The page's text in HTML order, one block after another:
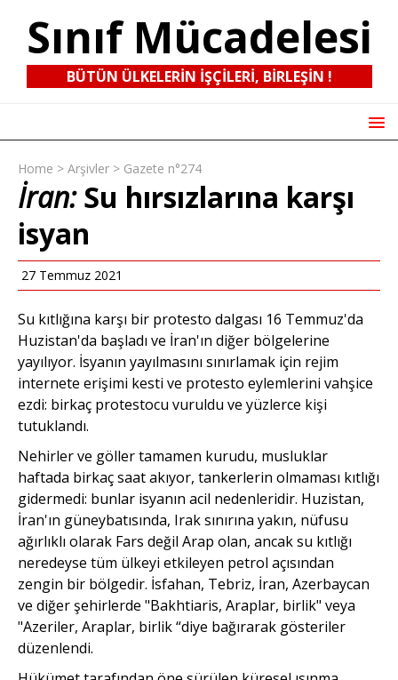
Sınıf Mücadelesi
BÜTÜN ÜLKELERIN IŞÇILERI, BIRLEŞIN !
Home > Arşivler > Gazete n°274
İran:Su hırsızlarına karşı
isyan
27 Temmuz 2021
Su kıtlığına karşı bir protesto dalgası 16 Temmuz'da
Huzistan'da başladı ve İran'ın diğer bölgelerine
yayılıyor. İsyanın yayılmasını sınırlamak için rejim
internete erişimi kesti ve protesto eylemlerini vahşice
ezdi: birkaç protestocu vuruldu ve yüzlerce kişi
tutuklandı.
Nehirler ve göller tamamen kurudu, musluklar
haftada birkaç saat akıyor, tankerlerin olmaması kıtlığı
gidermedi: bunlar isyanın acil nedenleridir. Huzistan,
İran'ın güneybatısında, Irak sınırına yakın, nüfusu
ağırlıklı olarak Fars değil Arap olan, ancak su kıtlığı
neredeyse tüm ülkeyi etkileyen petrol açısından
zengin bir bölgedir. İsfahan, Tebriz, İran, Azerbaycan
ve diğer şehirlerde "Bakhtiaris, Araplar, birlik" veya
"Azeriler, Araplar, birlik “diye bağırarak gösteriler
düzenlendi.